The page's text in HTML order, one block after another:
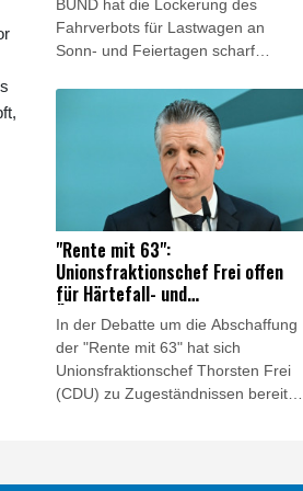
BUND hat die Lockerung des
Fahrverbots für Lastwagen an
Sonn- und Feiertagen scharf
wegen des Niedrigwassers in
Flüssen "den Schiffstransport jetzt
durch hunderte oder tausende Lkw-
Fahrten zu ersetzen", sagte der
Verbandsvorsitzende Olaf Bandt der
"Rheinischen Post"
(Samstagsausgabe). Dies werde
"Menschen und Klima" belasten.
"Rente mit 63":
Unionsfraktionschef Frei offen
für Härtefall- und
Übergangslösungen
In der Debatte um die Abschaffung
der "Rente mit 63" hat sich
Unionsfraktionschef Thorsten Frei
(CDU) zu Zugeständnissen bereit
auch über eine Übergangsregelung